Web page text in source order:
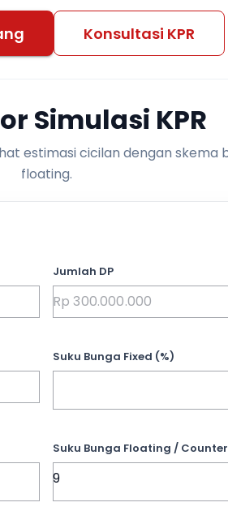
Konsultasi KPR
Simulasi KPR
estimasi cicilan dengan skema
floating.
Jumlah DP
Suku Bunga Fixed (%)
Suku Bunga Floating /